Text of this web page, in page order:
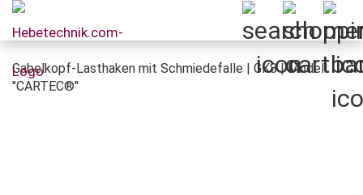
Gabelkopf-Lasthaken mit Schmiedefalle | GK8 | Modell
"CARTEC®"